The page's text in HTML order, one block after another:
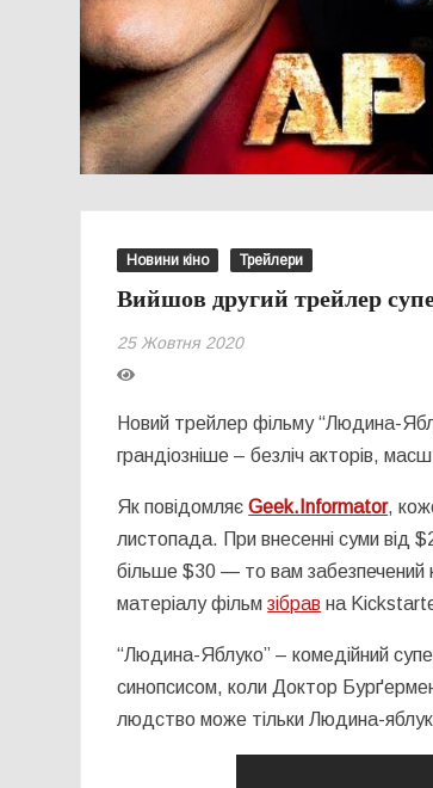
Новини кіно Трейлери
Вийшов другий трейлер
25 Жовтня 2020
Новий трейлер фільму “Людина-
грандіозніше – безліч акторів,
Як повідомляєGeek.Informator,
листопада. При внесенні суми від
більше $30 — то вам забезпечений
матеріалу фільмзібрав на
“Людина-Яблуко” – комедійний
синопсисом, коли Доктор
людство може тільки Людина-